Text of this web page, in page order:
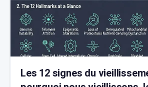
Les 12 signes du